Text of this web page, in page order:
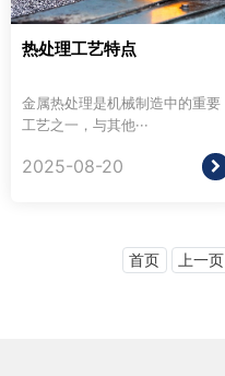
热处理工艺特点
金属热处理是机械制造中的重要
工艺之一，与其他···
2025-08-20
首页 上一页